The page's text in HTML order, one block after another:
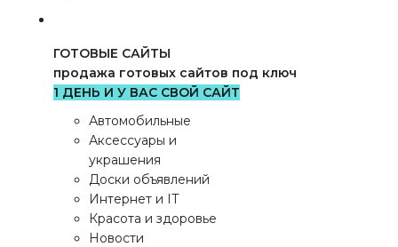
ГОТОВЫЕ САЙТЫ
продажа готовых сайтов под ключ
1 ДЕНЬ И У ВАС СВОЙ САЙТ
Автомобильные
Аксессуары и
украшения
Доски объявлений
Интернет и IT
Красота и здоровье
Новости